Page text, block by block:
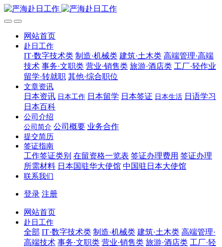
网站首页
赴日工作
IT·数字技术类 制造·机械类 建筑·土木类 高端管理·高端
技术 事务·文职类 营业·销售类 旅游·酒店类 工厂·轻作业
留学·转就职 其他·综合职位
文章资讯
日本资讯 日本工作 日本留学 日本签证 日本生活 日语学习
日本百科
公司介绍
公司简介 公司概要 业务合作
提交简历
签证指南
工作签证类别 在留资格一览表 签证办理费用 签证办理
所需材料 日本国驻华大使馆 中国驻日本大使馆
联系我们
登录 注册
网站首页
赴日工作
全部 IT·数字技术类 制造·机械类 建筑·土木类 高端管理·
高端技术 事务·文职类 营业·销售类 旅游·酒店类 工厂·轻